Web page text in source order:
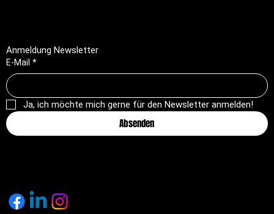
Anmeldung Newsletter
E-Mail *
Ja, ich möchte mich gerne für den Newsletter anmelden!
Absenden